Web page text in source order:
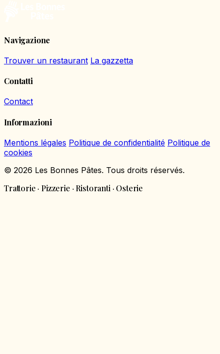
Navigazione
Trouver un restaurant La gazzetta
Contatti
Contact
Informazioni
Mentions légales Politique de confidentialité Politique de
cookies
© 2026 Les Bonnes Pâtes. Tous droits réservés.
Trattorie · Pizzerie · Ristoranti · Osterie